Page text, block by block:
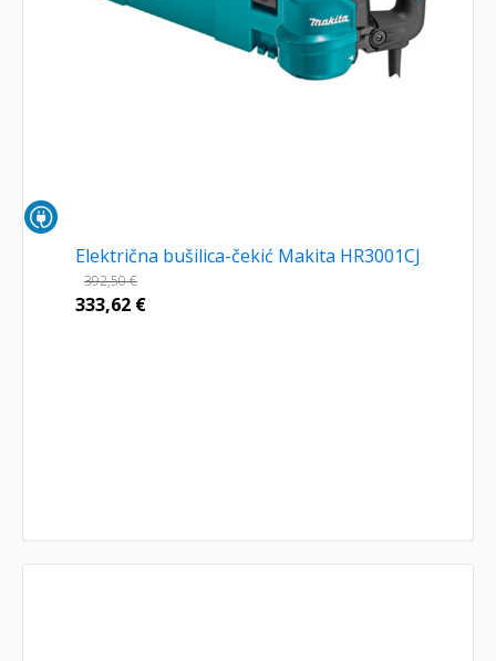
Električna bušilica-čekić Makita HR3001CJ
392,50€
333,62 €